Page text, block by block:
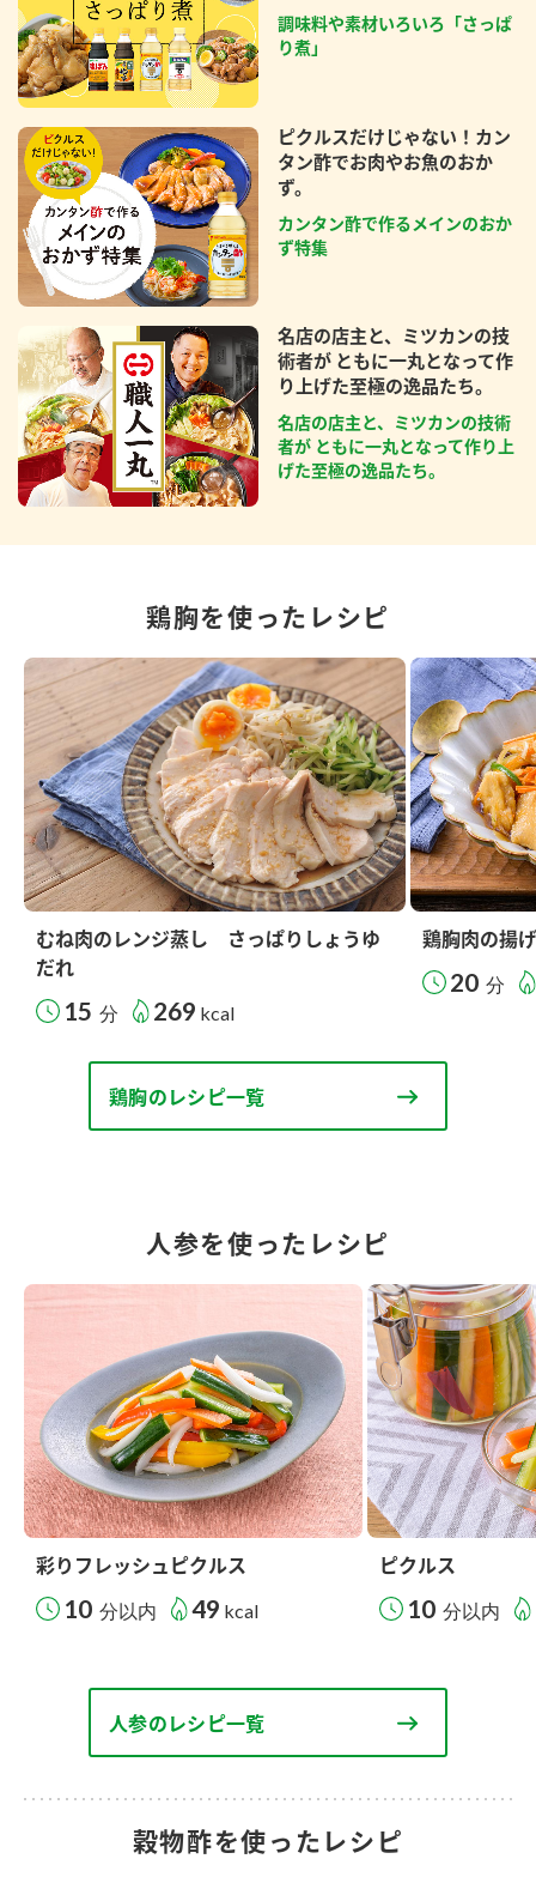
調味料や素材いろいろ「さっぱ
り煮」
ピクルスだけじゃない！カン
タン酢でお肉やお魚のおか
ず。
カンタン酢で作るメインのおか
ず特集
名店の店主と、ミツカンの技
術者が ともに一丸となって作
り上げた至極の逸品たち。
名店の店主と、ミツカンの技術
者が ともに一丸となって作り上
げた至極の逸品たち。
鶏胸を使ったレシピ
むね肉のレンジ蒸し さっぱりしょうゆ
だれ
15 分 269 kcal
鶏胸肉の揚
20 分
鶏胸のレシピ一覧
人参を使ったレシピ
彩りフレッシュピクルス
10 分以内 49 kcal
ピクルス
10 分以内
人参のレシピ一覧
穀物酢を使ったレシピ